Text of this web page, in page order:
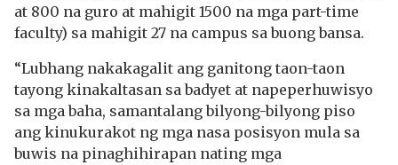
at 800 na guro at mahigit 1500 na mga part-time
faculty) sa mahigit 27 na campus sa buong bansa.
“Lubhang nakakagalit ang ganitong taon-taon
tayong kinakaltasan sa badyet at napeperhuwisyo
sa mga baha, samantalang bilyong-bilyong piso
ang kinukurakot ng mga nasa posisyon mula sa
buwis na pinaghihirapan nating mga